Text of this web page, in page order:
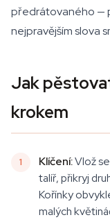
předrátovaného —
nejpravějším slova
Jak
krokem
Klíčení:Vlož
talíř, přikryj
Kořínky
malých